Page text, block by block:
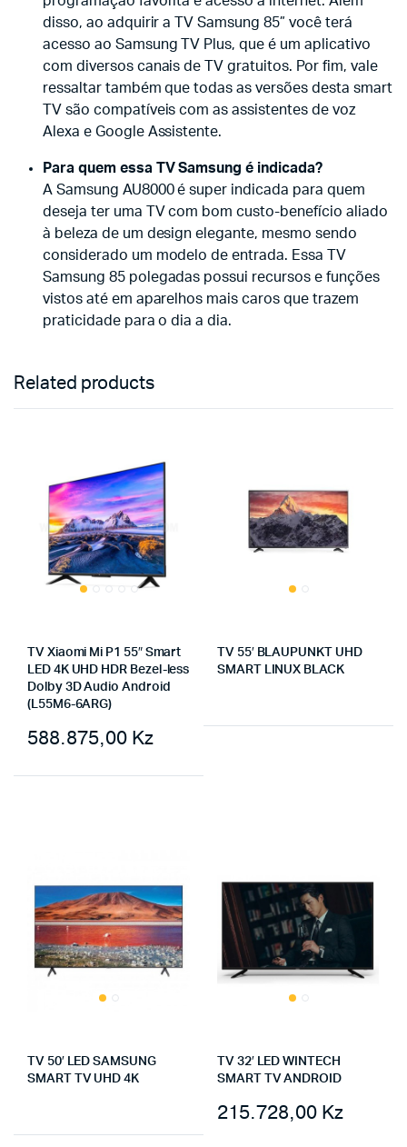
disso, ao adquirir a TV Samsung 85” você terá
acesso ao Samsung TV Plus, que é um aplicativo
com diversos canais de TV gratuitos. Por fim, vale
ressaltar também que todas as versões desta smart
TV são compatíveis com as assistentes de voz
Alexa e Google Assistente.
Para quem essa TV Samsung é indicada?
A Samsung AU8000 é super indicada para quem
deseja ter uma TV com bom custo-benefício aliado
à beleza de um design elegante, mesmo sendo
considerado um modelo de entrada. Essa TV
Samsung 85 polegadas possui recursos e funções
vistos até em aparelhos mais caros que trazem
praticidade para o dia a dia.
Related products
TV Xiaomi Mi P1 55″ Smart
LED 4K UHD HDR Bezel-less
Dolby 3D Audio Android
(L55M6-6ARG)
588.875,00 Kz
TV 55′ BLAUPUNKT UHD
SMART LINUX BLACK
TV 50′ LED SAMSUNG
SMART TV UHD 4K
TV 32′ LED WINTECH
SMART TV ANDROID
215.728,00 Kz